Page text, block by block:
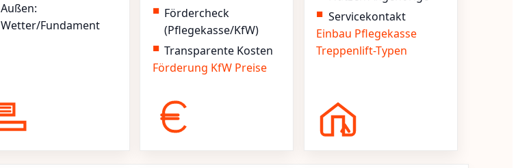
Außen:
Wetter/Fundament
Fördercheck
(Pflegekasse/KfW)
Transparente Kosten
Förderung KfW Preise
Servicekontakt
Einbau Pflegekasse
Treppenlift-Typen